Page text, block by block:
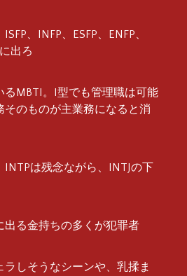
、INFP、ESFP、ENFP、
出ろ
るMBTI。I型でも管理職は可能
そのものが主業務になると消
は残念ながら、INTJの下
出る金持ちの多くが犯罪者
しそうなシーンや、乳揉ま